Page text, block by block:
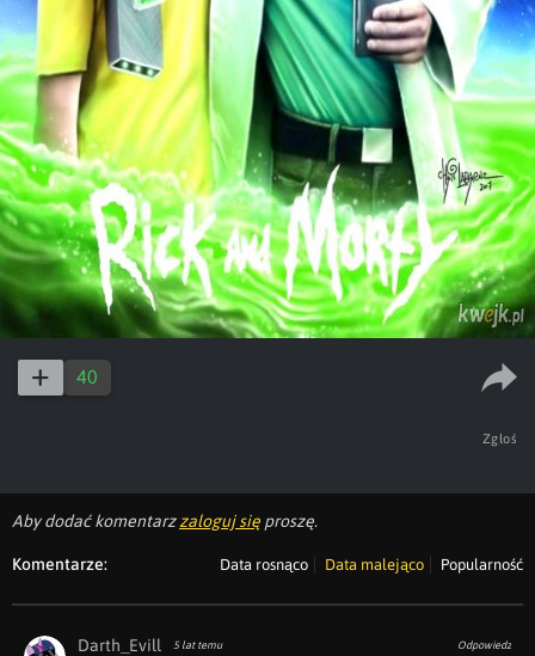
40
Zgłoś
Aby dodać komentarzzaloguj się proszę.
Komentarze: Data rosnąco Data malejąco Popularność
Darth_Evill 5 lat temu Odpowiedz